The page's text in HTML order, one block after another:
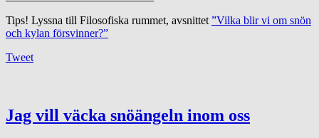
Tips! Lyssna till Filosofiska rummet, avsnittet ”Vilka blir vi om snön
och kylan försvinner?”
Tweet
Jag vill väcka snöängeln inom oss